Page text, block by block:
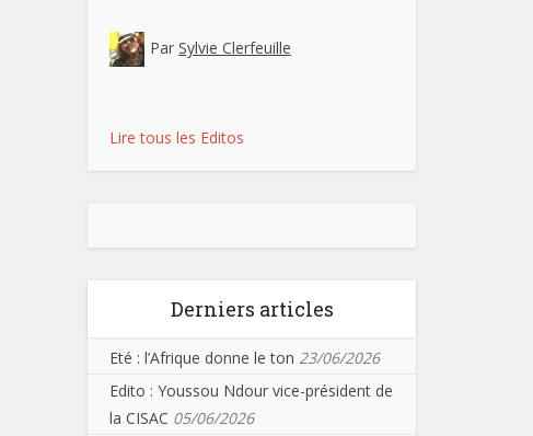
Par Sylvie Clerfeuille
Lire tous les Editos
Derniers articles
Eté : l’Afrique donne le ton 23/06/2026
Edito : Youssou Ndour vice-président de
la CISAC 05/06/2026